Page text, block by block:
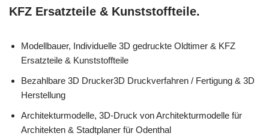
KFZ Ersatzteile & Kunststoffteile.
Modellbauer, Individuelle 3D gedruckte Oldtimer & KFZ
Ersatzteile & Kunststoffteile
Bezahlbare 3D Drucker3D Druckverfahren / Fertigung & 3D
Herstellung
Architekturmodelle, 3D-Druck von Architekturmodelle für
Architekten & Stadtplaner für Odenthal